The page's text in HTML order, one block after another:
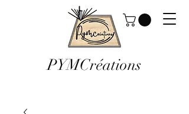
PYMCréations